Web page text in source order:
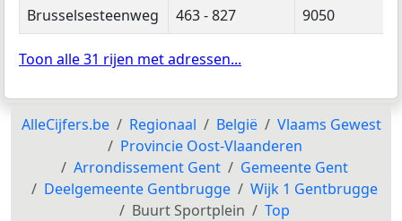
Brusselsesteenweg
463 - 827 9050
Toon alle 31 rijen met adressen...
AlleCijfers.be Regionaal België
Vlaams Gewest
Provincie Oost-Vlaanderen
Arrondissement Gent
Gemeente Gent
Deelgemeente Gentbrugge
Wijk 1 Gentbrugge
Buurt Sportplein
Top